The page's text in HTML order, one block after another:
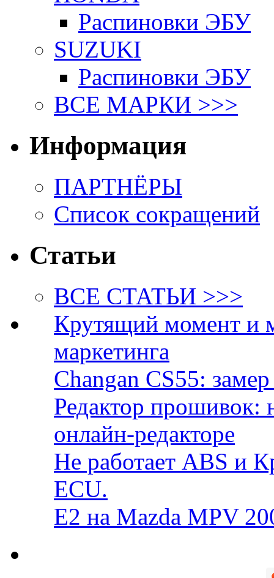
Распиновки ЭБУ
SUZUKI
Распиновки ЭБУ
ВСЕ МАРКИ >>>
Информация
ПАРТНЁРЫ
Список сокращений
Статьи
ВСЕ СТАТЬИ >>>
Крутящий момент и
маркетинга
Changan CS55:
Редактор прошивок:
онлайн-редакторе
Не работает ABS и
ECU.
E2 на Mazda MPV